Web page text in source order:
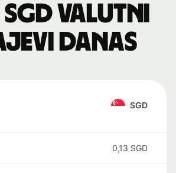
SGD valutni
danas
SGD
0,13 SGD